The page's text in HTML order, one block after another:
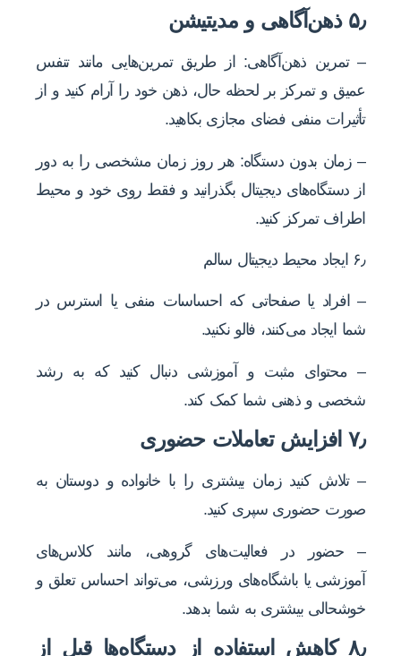
۵٫ ذهن‌آگاهی و مدیتیشن
– تمرین ذهن‌آگاهی: از طریق تمرین‌هایی مانند تنفس
عمیق و تمرکز بر لحظه حال، ذهن خود را آرام کنید و از
تأثیرات منفی فضای مجازی بکاهید.
– زمان بدون دستگاه: هر روز زمان مشخصی را به دور
از دستگاه‌های دیجیتال بگذرانید و فقط روی خود و محیط
اطراف تمرکز کنید.
۶٫ ایجاد محیط دیجیتال سالم
– افراد یا صفحاتی که احساسات منفی یا استرس در
شما ایجاد می‌کنند، فالو نکنید.
– محتوای مثبت و آموزشی دنبال کنید که به رشد
شخصی و ذهنی شما کمک کند.
۷٫ افزایش تعاملات حضوری
– تلاش کنید زمان بیشتری را با خانواده و دوستان به
صورت حضوری سپری کنید.
– حضور در فعالیت‌های گروهی، مانند کلاس‌های
آموزشی یا باشگاه‌های ورزشی، می‌تواند احساس تعلق و
خوشحالی بیشتری به شما بدهد.
۸٫ کاهش استفاده از دستگاه‌ها قبل از